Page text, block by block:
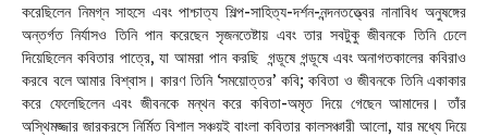
করেছিলেন নিমগ্ন সাহসে এবং পাশ্চাত্য শিল্প-সাহিত্য-দর্শন-নন্দনতত্ত্বের নানাবিধ অনুষঙ্গের
অন্তর্গত নির্যাসও তিনি পান করেছেন সৃজনতেষ্টায় এবং তার সবটুকু জীবনকে তিনি ঢেলে
দিয়েছিলেন কবিতার পাত্রে, যা আমরা পান করছি গন্ডূষে গন্ডূষে এবং অনাগতকালের কবিরাও
করবে বলে আমার বিশ্বাস। কারণ তিনি ‘সময়োত্তর’ কবি; কবিতা ও জীবনকে তিনি একাকার
করে ফেলেছিলেন এবং জীবনকে মন্থন করে কবিতা-অমৃত দিয়ে গেছেন আমাদের। তাঁর
অস্থিমজ্জার জারকরসে নির্মিত বিশাল সঞ্চয়ই বাংলা কবিতার কালসঞ্চারী আলো, যার মধ্যে দিয়ে